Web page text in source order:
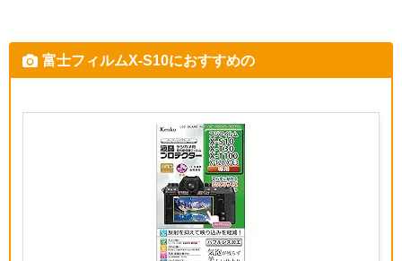
富士フィルムX-S10におすすめの